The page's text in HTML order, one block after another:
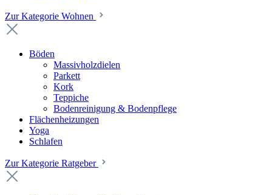
Zur Kategorie Wohnen
Böden
Massivholzdielen
Parkett
Kork
Teppiche
Bodenreinigung & Bodenpflege
Flächenheizungen
Yoga
Schlafen
Zur Kategorie Ratgeber